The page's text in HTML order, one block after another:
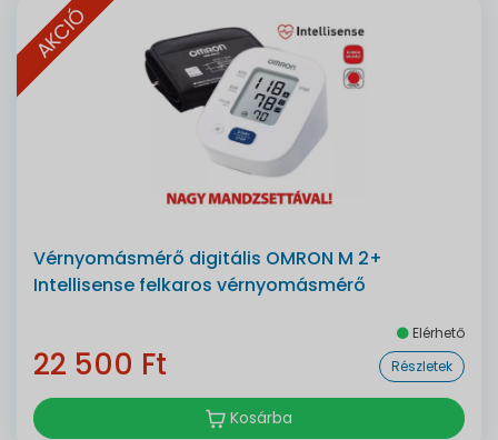
AKCIÓ
Vérnyomásmérő digitális OMRON M 2+
Intellisense felkaros vérnyomásmérő
Elérhető
22 500 Ft Részletek
Kosárba